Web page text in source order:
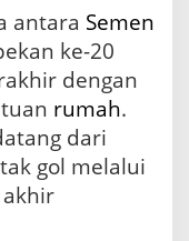
antara Semen
dengan
rumah.
dari
gol melalui